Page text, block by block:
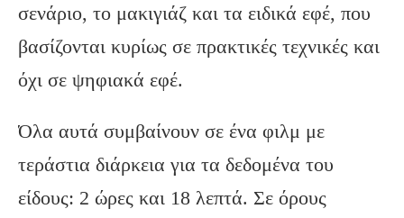
σενάριο, το μακιγιάζ και τα ειδικά εφέ, που
βασίζονται κυρίως σε πρακτικές τεχνικές και
όχι σε ψηφιακά εφέ.
Όλα αυτά συμβαίνουν σε ένα φιλμ με
τεράστια διάρκεια για τα δεδομένα του
είδους: 2 ώρες και 18 λεπτά. Σε όρους